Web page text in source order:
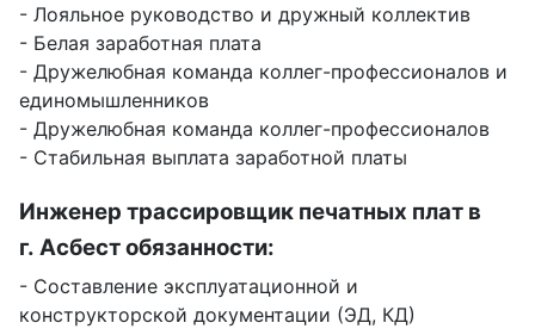
- Лояльное руководство и дружный коллектив
- Белая заработная плата
- Дружелюбная команда коллег-профессионалов и
единомышленников
- Дружелюбная команда коллег-профессионалов
- Стабильная выплата заработной платы
Инженер трассировщик печатных плат в
г. Асбест обязанности:
- Составление эксплуатационной и
конструкторской документации (ЭД, КД)